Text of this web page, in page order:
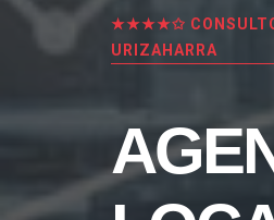
★★★★✩
URIZAHARRA